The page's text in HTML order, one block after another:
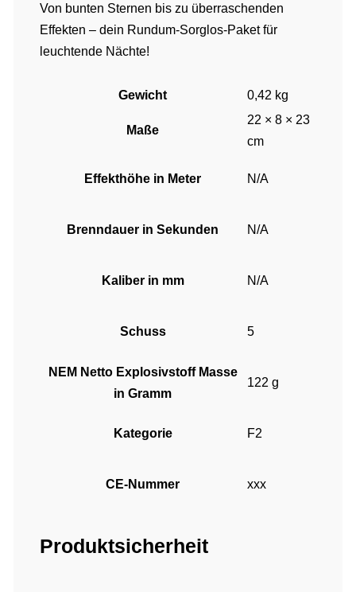
Von bunten Sternen bis zu überraschenden
Effekten – dein Rundum-Sorglos-Paket für
leuchtende Nächte!
Gewicht 0,42 kg
Maße
22 × 8 × 23
cm
Effekthöhe in Meter N/A
Brenndauer in Sekunden N/A
Kaliber in mm N/A
Schuss 5
NEM Netto Explosivstoff Masse
in Gramm
122 g
Kategorie F2
CE-Nummer xxx
Produktsicherheit